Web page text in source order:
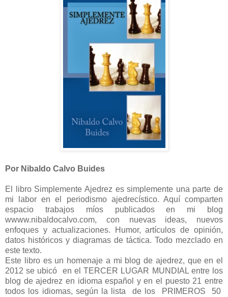
Por Nibaldo Calvo Buides
El libro Simplemente Ajedrez es simplemente una parte de
mi labor en el periodismo ajedrecístico. Aquí comparten
espacio trabajos míos publicados en mi blog
wwww.nibaldocalvo.com, con nuevas ideas, nuevos
enfoques y actualizaciones. Humor, artículos de opinión,
datos históricos y diagramas de táctica. Todo mezclado en
este texto.
Este libro es un homenaje a mi blog de ajedrez, que en el
2012 se ubicó en el TERCER LUGAR MUNDIAL entre los
blog de ajedrez en idioma español y en el puesto 21 entre
todos los idiomas, según la lista de los PRIMEROS 50